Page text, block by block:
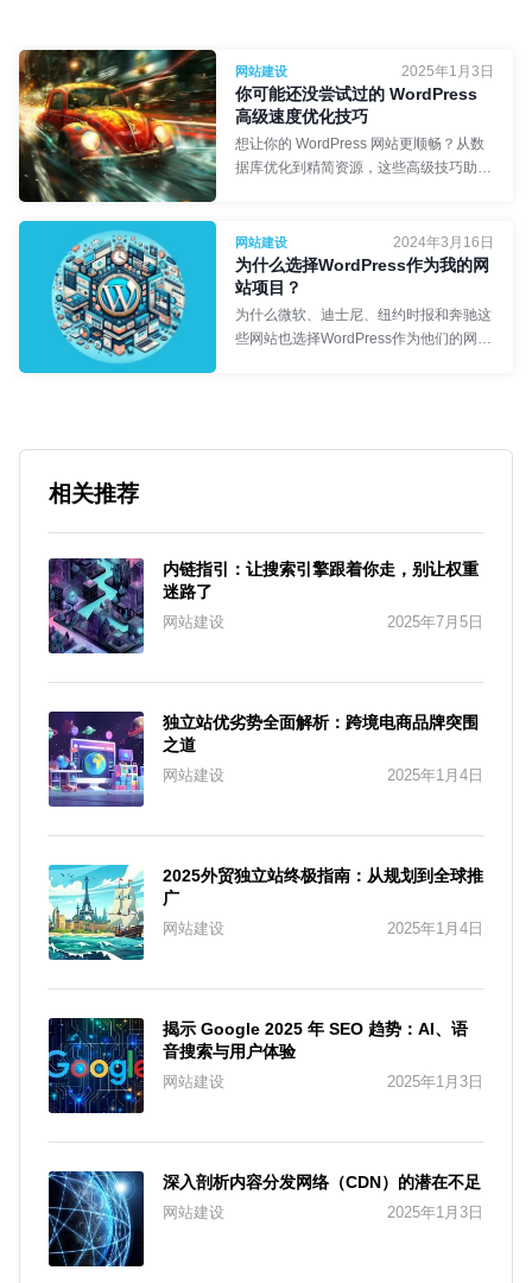
2025年1月3日
网站建设
你可能还没尝试过的 WordPress
高级速度优化技巧
想让你的 WordPress 网站更顺畅？从数
据库优化到精简资源，这些高级技巧助你
Synergy首席执行官- Rémi
2024年3月16日
网站建设
为什么选择WordPress作为我的网
站项目？
为什么微软、迪士尼、纽约时报和奔驰这
些网站也选择WordPress作为他们的网站
相关推荐
内链指引：让搜索引擎跟着你走，别让权重
迷路了
网站建设 2025年7月5日
独立站优劣势全面解析：跨境电商品牌突围
之道
网站建设 2025年1月4日
2025外贸独立站终极指南：从规划到全球推
广
网站建设 2025年1月4日
揭示 Google 2025 年 SEO 趋势：AI、语
音搜索与用户体验
网站建设 2025年1月3日
深入剖析内容分发网络（CDN）的潜在不足
网站建设 2025年1月3日